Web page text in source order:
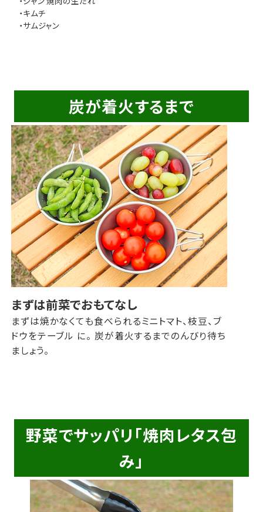
・キムチ
・サムジャン
炭が着火するまで
まずは前菜でおもてなし
まずは焼かなくても食べられるミニトマト、枝豆、ブ
ドウをテーブル に。 炭が着火するまでのんびり待ち
ましょう。
野菜でサッパリ「焼肉レタス包
み」